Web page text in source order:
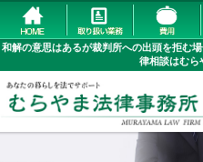
和解の意思はあるが裁判所への出頭を拒む
律相談はむら